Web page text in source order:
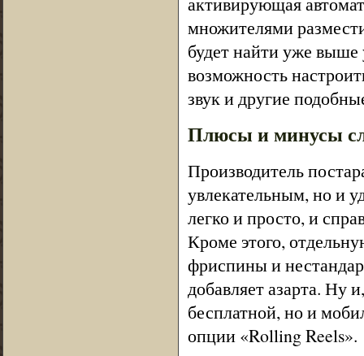
множителями
будет найти уже
возможность
звук и другие
Плюсы и минусы
Производитель
увлекательным, но и
легко и просто, и
Кроме этого,
фриспины и
добавляет азарта. Ну
бесплатной, но и
опции «Rolling Reels».